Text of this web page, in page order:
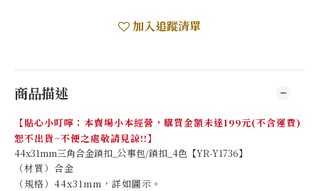
加入追蹤清單
商品描述
【貼心小叮嚀：本賣場小本經營，購買金額未達199元(不含運費)
恕不出貨~不便之處敬請見諒!!】
44x31mm三角合金鎖扣_公事包/鎖扣_4色【YR-Y1736】
（材質）合金
（規格）44x31mm，詳如圖示。